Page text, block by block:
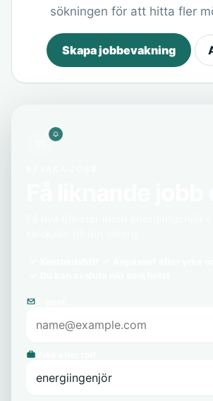
sökningen för att hitta fler
Skapa jobbevakning